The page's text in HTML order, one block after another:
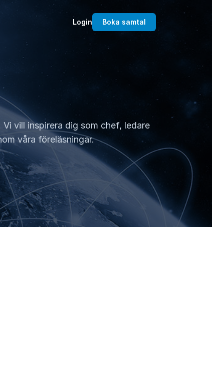
Login Boka samtal
vill inspirera dig som chef, ledare
våra föreläsningar.